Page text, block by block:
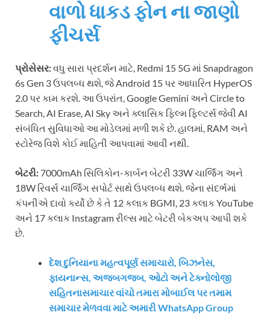
વાળો ધાકડ ફોન ના જાણો
ફીચર્સ
પ્રોસેસર:વધુ સારા પ્રદર્શન માટે, Redmi 15 5G માં Snapdragon
6s Gen 3 ઉપલબ્ધ થશે, જે Android 15 પર આધારિત HyperOS
2.0 પર કામ કરશે. આ ઉપરાંત, Google Gemini અને Circle to
Search, AI Erase, AI Sky અને ક્લાસિક ફિલ્મ ફિલ્ટર્સ જેવી AI
સંબંધિત સુવિધાઓ આ મોડેલમાં મળી શકે છે. હાલમાં, RAM અને
સ્ટોરેજ વિશે કોઈ માહિતી આપવામાં આવી નથી.
બેટરી: 7000mAh સિલિકોન-કાર્બન બેટરી 33W ચાર્જિંગ અને
18W રિવર્સ ચાર્જિંગ સપોર્ટ સાથે ઉપલબ્ધ થશે. જેના સંદર્ભમાં
કંપનીએ દાવો કર્યો છે કે તે 12 કલાક BGMI, 23 કલાક YouTube
અને 17 કલાક Instagram રીલ્સ માટે બેટરી બેકઅપ આપી શકે
છે.
દેશ દુનિયાના મહત્વપૂર્ણ સમાચારો, બિઝનેસ,
ફાયનાન્સ, અજબગજબ, ઓટો અને ટેક્નોલોજી
સહિતનાસમાચાર વાંચો તમારા મોબાઈલ પર તમામ
સમાચાર મેળવવા માટે અમારી WhatsApp Group